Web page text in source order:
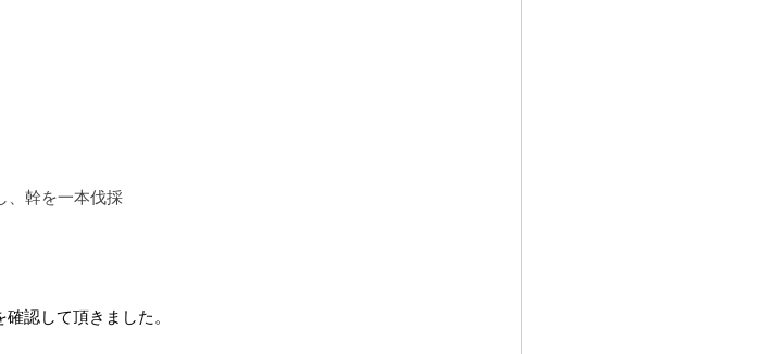
、幹を一本伐採
認して頂きました。